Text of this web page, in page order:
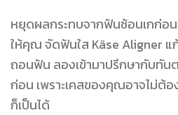
หยุดผลกระทบจากฟันซ้อนเกก่อ
ให้คุณ จัดฟันใส Käse Aligner แ
ถอนฟัน ลองเข้ามาปรึกษากับทัน
ก่อน เพราะเคสของคุณอาจไม่ต้
ก็เป็นได้